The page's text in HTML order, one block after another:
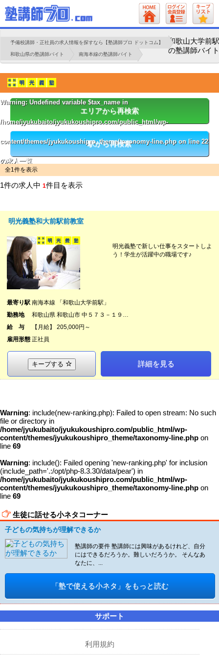
予備校講師・正社員の求人情報を探すなら【塾講師プロ ドットコム】
和歌山県の塾講師バイト 南海本線の塾講師バイト
和歌山大学前駅
の塾講師バイト
Warning: Undefined variable $tax_name in
/home/jyukubaito/jyukukoushipro.com/public_html/wp-
content/themes/jyukukoushipro_theme/taxonomy-line.phpon line 22
の求人一覧
エリアから再検索
駅から再検索
全1件を表示
1件の求人中 1件目を表示
明光義塾和大前駅前教室
明光義塾で新しい仕事をスタートしよ
う！学生が活躍中の職場です♪
最寄り駅 南海本線 「和歌山大学前駅」
勤務地
和歌山県 和歌山市 中５７３－１９…
給 与
【月給】 205,000円～
雇用形態 正社員
キープする 詳細を見る
Warning: include(new-ranking.php): Failed to open stream: No such
file or directory in
/home/jyukubaito/jyukukoushipro.com/public_html/wp-
content/themes/jyukukoushipro_theme/taxonomy-line.php on
line 69
Warning: include(): Failed opening 'new-ranking.php' for inclusion
(include_path='.:/opt/php-8.3.30/data/pear') in
/home/jyukubaito/jyukukoushipro.com/public_html/wp-
content/themes/jyukukoushipro_theme/taxonomy-line.php on
line 69
生徒に話せる小ネタコーナー
子どもの気持ちが理解できるか
塾講師の要件 塾講師には興味があるけれど、自分
にはできるだろうか。難しいだろうか。 そんなあ
なたに、...
「塾で使える小ネタ」をもっと読む
サポート
利用規約